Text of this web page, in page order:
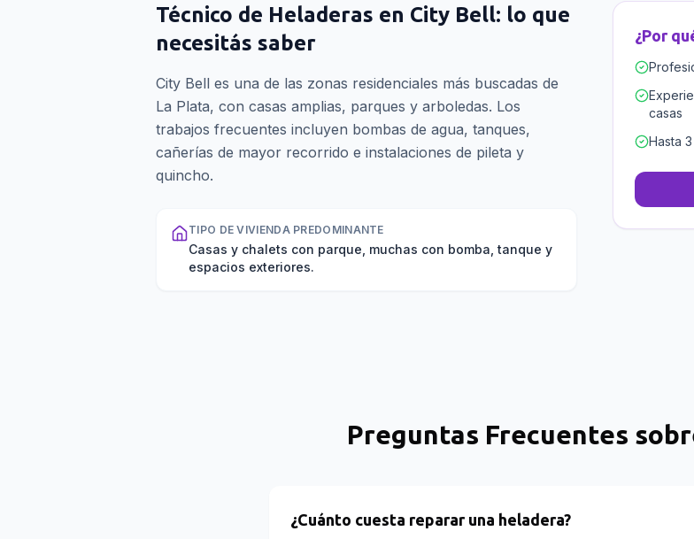
Técnico de Heladeras en City Bell: lo que
necesitás saber
City Bell es una de las zonas residenciales más buscadas de
La Plata, con casas amplias, parques y arboledas. Los
trabajos frecuentes incluyen bombas de agua, tanques,
cañerías de mayor recorrido e instalaciones de pileta y
quincho.
TIPO DE VIVIENDA PREDOMINANTE
Casas y chalets con parque, muchas con bomba, tanque y
espacios exteriores.
¿Por
casas
Hasta
Preguntas Frecuentes
¿Cuánto cuesta reparar una heladera?